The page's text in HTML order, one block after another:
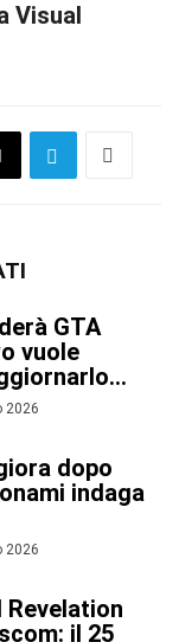
Visual
GTA
vuole
2026
dopo
indaga
2026
Revelation
il 25